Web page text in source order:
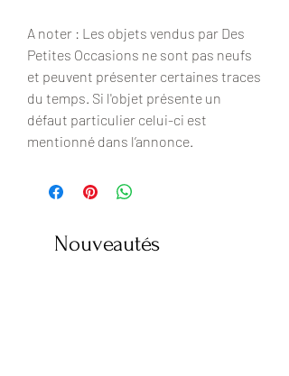
A noter : Les objets vendus par Des
Petites Occasions ne sont pas neufs
et peuvent présenter certaines traces
du temps. Si l'objet présente un
défaut particulier celui-ci est
mentionné dans l’annonce.
Nouveautés